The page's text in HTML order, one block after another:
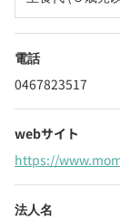
電話
0467823517
webサイト
https://
法人名